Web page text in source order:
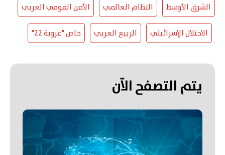
الشرق الأوسط النظام العالمي الأمن القومي العربي
الاحتلال الإسرائيلي الربيع العربي خاص "عروبة 22"
يتم التصفح الآن